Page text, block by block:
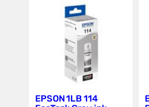
EPSON 1LB 114